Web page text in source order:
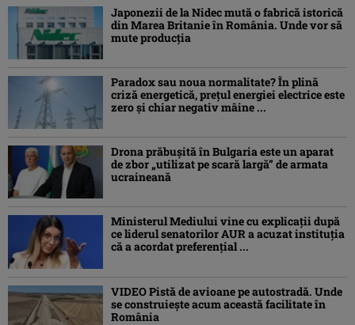
Japonezii de la Nidec mută o fabrică istorică
din Marea Britanie în România. Unde vor să
mute producția
Paradox sau noua normalitate? În plină
criză energetică, prețul energiei electrice este
zero și chiar negativ mâine ...
Drona prăbuşită în Bulgaria este un aparat
de zbor „utilizat pe scară largă” de armata
ucraineană
Ministerul Mediului vine cu explicații după
ce liderul senatorilor AUR a acuzat instituția
că a acordat preferențial ...
VIDEO Pistă de avioane pe autostradă. Unde
se construiește acum această facilitate în
România